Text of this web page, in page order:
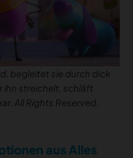
begleitet sie durch dick
ihn streichelt, schläft
All Rights Reserved.
aus Alles